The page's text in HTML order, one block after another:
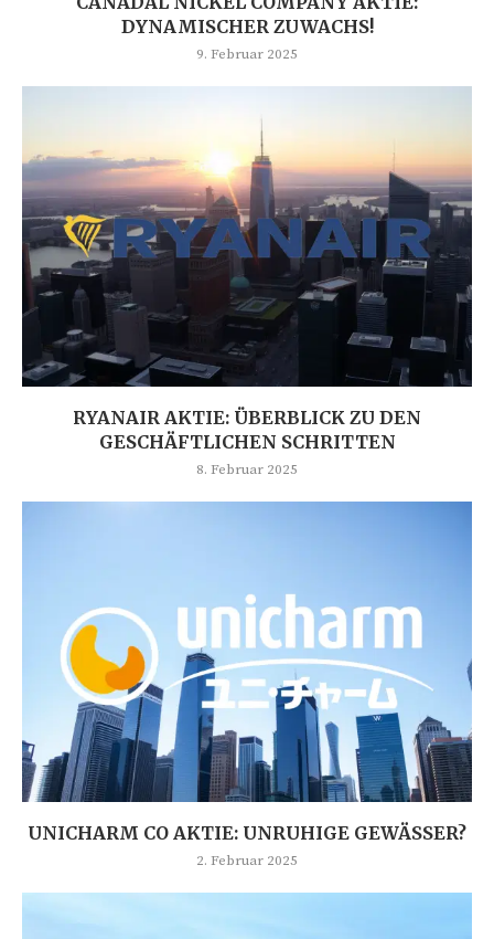
DYNAMISCHER ZUWACHS!
9. Februar 2025
RYANAIR AKTIE: ÜBERBLICK ZU DEN
GESCHÄFTLICHEN SCHRITTEN
8. Februar 2025
UNICHARM CO AKTIE: UNRUHIGE GEWÄSSER?
2. Februar 2025